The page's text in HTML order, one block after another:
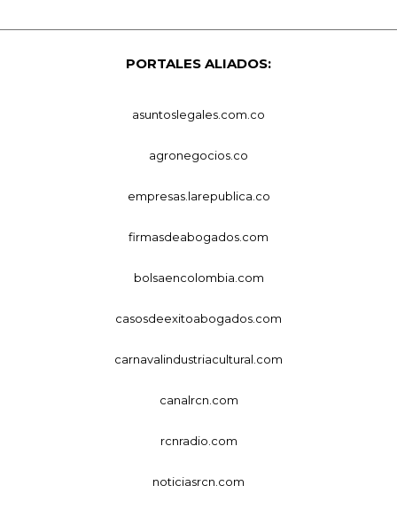
PORTALES ALIADOS:
asuntoslegales.com.co
agronegocios.co
empresas.larepublica.co
firmasdeabogados.com
bolsaencolombia.com
casosdeexitoabogados.com
carnavalindustriacultural.com
canalrcn.com
rcnradio.com
noticiasrcn.com